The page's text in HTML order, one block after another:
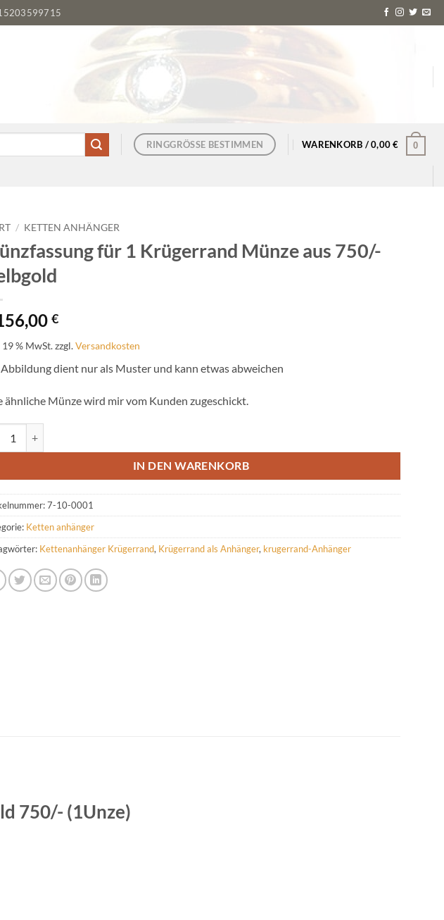
RINGGRÖSSE BESTIMMEN WARENKORB /0,00€ 0
/ KETTEN ANHÄNGER
für 1 Krügerrand Münze aus 750/-
€
% MwSt.zzgl.Versandkosten
dient nur als Muster und kann etwas abweichen
ähnliche Münze wird mir vom Kunden zugeschickt.
IN DEN WARENKORB
7-10-0001
Ketten anhänger
Kettenanhänger Krügerrand, Krügerrand als Anhänger, krugerrand-Anhänger
750/- (1Unze)